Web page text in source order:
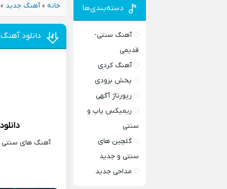
خانه »آهنگ جدید
دانلود
آهنگ های سنتی
دسته‌بندی‌ها
آهنگ سنتی-
قدیمی
آهنگ کردی
پخش بزودی
رپورتاژ آگهی
ریمیکس پاپ و
سنتی
گلچین های
سنتی و جدید
مداحی جدید